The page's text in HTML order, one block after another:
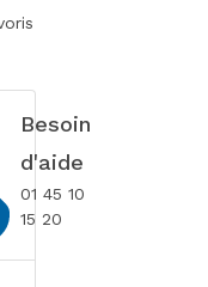
Besoin
d'aide
01 45 10
15 20